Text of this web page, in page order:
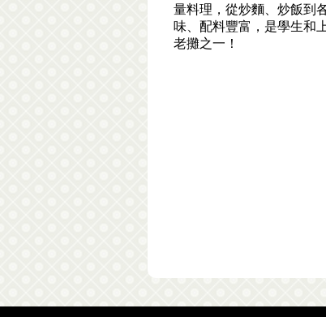
量料理，從炒麵、炒飯到
味、配料豐富，是學生和
老攤之一！